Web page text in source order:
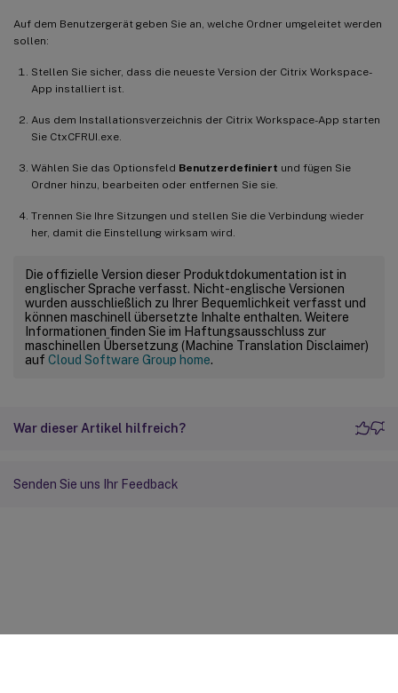
Auf dem Benutzergerät geben Sie an, welche Ordner umgeleitet werden
sollen:
Stellen Sie sicher, dass die neueste Version der Citrix Workspace-
App installiert ist.
Aus dem Installationsverzeichnis der Citrix Workspace-App starten
Sie CtxCFRUI.exe.
Wählen Sie das Optionsfeld Benutzerdefiniert und fügen Sie
Ordner hinzu, bearbeiten oder entfernen Sie sie.
Trennen Sie Ihre Sitzungen und stellen Sie die Verbindung wieder
her, damit die Einstellung wirksam wird.
Die offizielle Version dieser Produktdokumentation ist in
englischer Sprache verfasst. Nicht-englische Versionen
wurden ausschließlich zu Ihrer Bequemlichkeit verfasst und
können maschinell übersetzte Inhalte enthalten. Weitere
Informationen finden Sie im Haftungsausschluss zur
maschinellen Übersetzung (Machine Translation Disclaimer)
auf Cloud Software Group home.
War dieser Artikel hilfreich?
Senden Sie uns Ihr Feedback